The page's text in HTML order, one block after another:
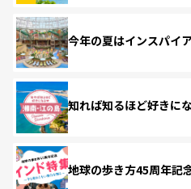
今年の夏はインスパイ
知れば知るほど好きに
地球の歩き方45周年記